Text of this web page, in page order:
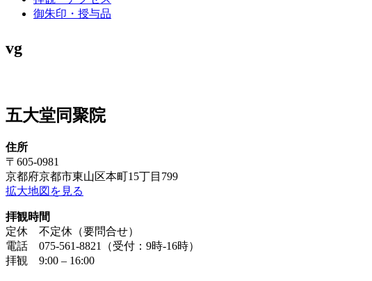
御朱印・授与品
vg
五大堂同聚院
住所
〒605-0981
京都府京都市東山区本町15丁目799
拡大地図を見る
拝観時間
定休 不定休（要問合せ）
電話 075-561-8821（受付：9時-16時）
拝観 9:00 – 16:00